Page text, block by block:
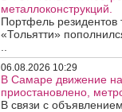
металлоконструкций.
Портфель
«Тольятти»
06.08.2026 10:29
В Самаре движение
приостановлено,
В связи с